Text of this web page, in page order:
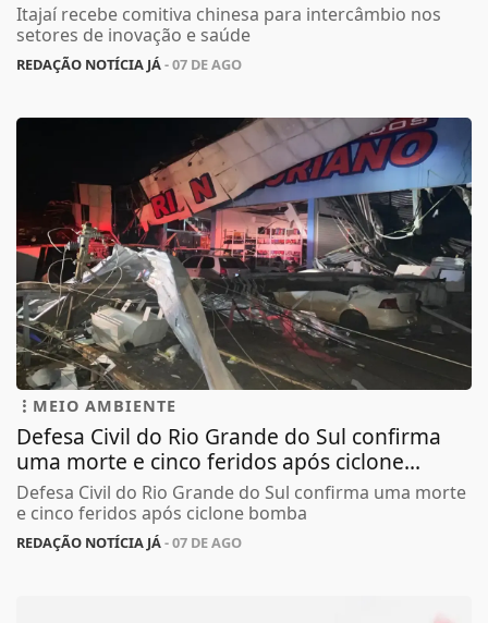
Itajaí recebe comitiva chinesa para intercâmbio nos
setores de inovação e saúde
REDAÇÃO NOTÍCIA JÁ- 07 DE AGO
MEIO AMBIENTE
Defesa Civil do Rio Grande do Sul confirma
uma morte e cinco feridos após ciclone...
Defesa Civil do Rio Grande do Sul confirma uma morte
e cinco feridos após ciclone bomba
REDAÇÃO NOTÍCIA JÁ- 07 DE AGO